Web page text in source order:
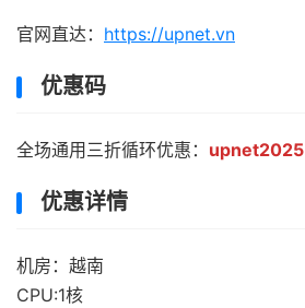
官网直达： https://upnet.vn
优惠码
全场通用三折循环优惠： upnet2025
优惠详情
机房：越南
CPU:1核